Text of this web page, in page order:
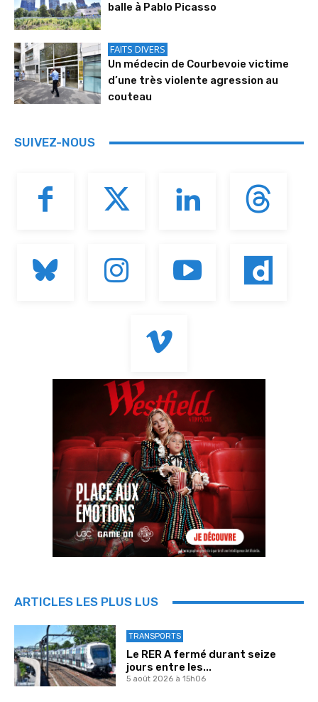
balle à Pablo Picasso
FAITS DIVERS
Un médecin de Courbevoie victime
d’une très violente agression au
couteau
SUIVEZ-NOUS
ARTICLES LES PLUS LUS
TRANSPORTS
Le RER A fermé durant seize
jours entre les...
5 août 2026 à 15h06